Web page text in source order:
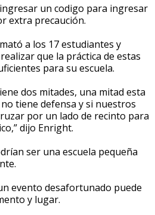
un codigo para ingresar
extra precaución.
a los 17 estudiantes y
que la práctica de estas
para su escuela.
dos mitades, una mitad esta
tiene defensa y si nuestros
por un lado de recinto para
dijo Enright.
ser una escuela pequeña
evento desafortunado puede
y lugar.